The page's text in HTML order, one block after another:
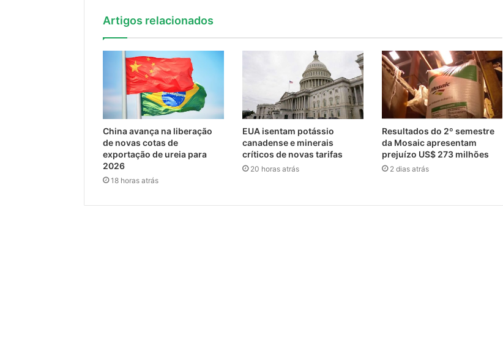
Artigos relacionados
China avança na liberação
de novas cotas de
exportação de ureia para
2026
18 horas atrás
EUA isentam potássio
canadense e minerais
críticos de novas tarifas
20 horas atrás
Resultados do 2º semestre
da Mosaic apresentam
prejuízo US$ 273 milhões
2 dias atrás